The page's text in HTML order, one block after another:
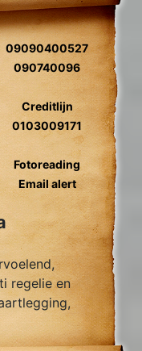
09090400527
090740096
Creditlijn
0103009171
Fotoreading
Email alert
regelie en
herstel,